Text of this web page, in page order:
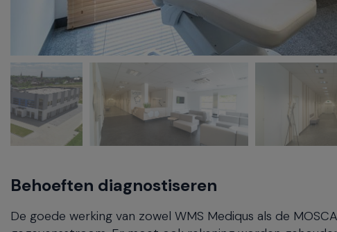
Behoeften diagnostiseren
De goede werking van zowel WMS Mediqus als de